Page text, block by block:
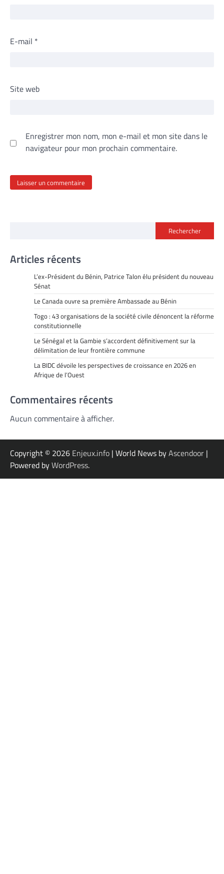
E-mail *
Site web
Enregistrer mon nom, mon e-mail et mon site dans le
navigateur pour mon prochain commentaire.
Rechercher
Articles récents
L’ex-Président du Bénin, Patrice Talon élu président du nouveau
Sénat
Le Canada ouvre sa première Ambassade au Bénin
Togo : 43 organisations de la société civile dénoncent la réforme
constitutionnelle
Le Sénégal et la Gambie s’accordent définitivement sur la
délimitation de leur frontière commune
La BIDC dévoile les perspectives de croissance en 2026 en
Afrique de l’Ouest
Commentaires récents
Aucun commentaire à afficher.
Copyright © 2026 Enjeux.info | World News byAscendoor |
Powered byWordPress.